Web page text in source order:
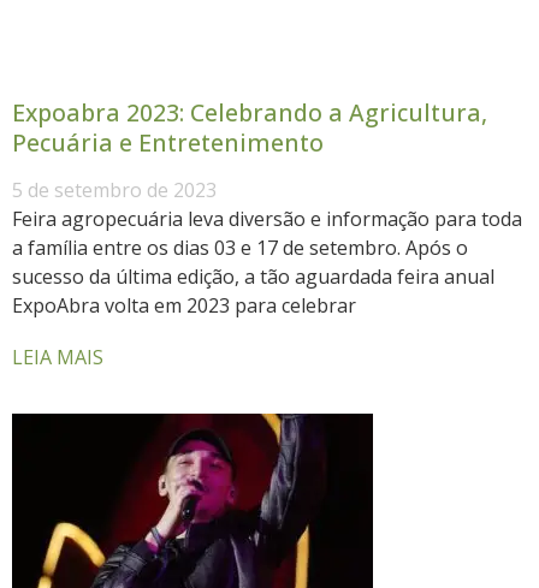
Expoabra 2023: Celebrando a Agricultura,
Pecuária e Entretenimento
5 de setembro de 2023
Feira agropecuária leva diversão e informação para toda
a família entre os dias 03 e 17 de setembro. Após o
sucesso da última edição, a tão aguardada feira anual
ExpoAbra volta em 2023 para celebrar
LEIA MAIS